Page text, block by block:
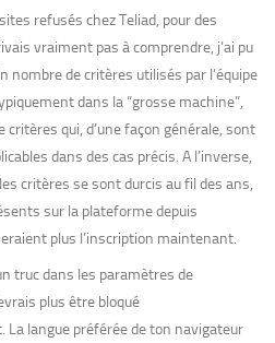
refusés chez Teliad, pour des
vraiment pas à comprendre, j’ai pu
nombre de critères utilisés par l’équipe
dans la “grosse machine”,
critères qui, d’une façon générale, sont
dans des cas précis. A l’inverse,
critères se sont durcis au fil des ans,
sur la plateforme depuis
plus l’inscription maintenant.
truc dans les paramètres de
plus être bloqué
langue préférée de ton navigateur